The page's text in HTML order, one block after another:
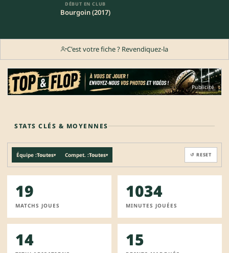
DÉBUT EN CLUB
Bourgoin (2017)
C'est votre fiche ? Revendiquez-la
Publicité
STATS CLÉS & MOYENNES
Équipe :Toutes▾ Compet. :Toutes▾ ↺ RESET
19
MATCHS JOUES
1034
MINUTES JOUÉES
14 15